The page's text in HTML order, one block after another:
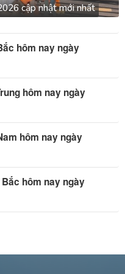
cập nhật mới nhất
hôm nay ngày
hôm nay ngày
hôm nay ngày
hôm nay ngày